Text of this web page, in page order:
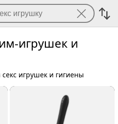
игрушек и
игрушек и гигиены
интим-игрушек и